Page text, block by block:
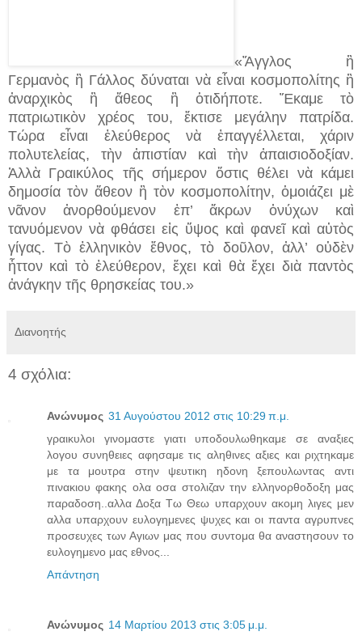
«Ἄγγλος ἢ
Γερμανὸς ἢ Γάλλος δύναται νὰ εἶναι κοσμοπολίτης ἢ
ἀναρχικὸς ἢ ἄθεος ἢ ὁτιδήποτε. Ἔκαμε τὸ
πατριωτικὸν χρέος του, ἔκτισε μεγάλην πατρίδα.
Τώρα εἶναι ἐλεύθερος νὰ ἐπαγγέλλεται, χάριν
πολυτελείας, τὴν ἀπιστίαν καὶ τὴν ἀπαισιοδοξίαν.
Ἀλλὰ Γραικύλος τῆς σήμερον ὅστις θέλει νὰ κάμει
δημοσία τὸν ἄθεον ἢ τὸν κοσμοπολίτην, ὁμοιάζει μὲ
νᾶνον ἀνορθούμενον ἐπ’ ἄκρων ὀνύχων καὶ
τανυόμενον νὰ φθάσει εἰς ὕψος καὶ φανεῖ καὶ αὐτὸς
γίγας. Τὸ ἑλληνικὸν ἔθνος, τὸ δοῦλον, ἀλλ’ οὐδὲν
ἧττον καὶ τὸ ἐλεύθερον, ἔχει καὶ θὰ ἔχει διὰ παντὸς
ἀνάγκην τῆς θρησκείας του.»
Διανοητής
4 σχόλια:
Ανώνυμος 31 Αυγούστου 2012 στις 10:29 π.μ.
γραικυλοι γινομαστε γιατι υποδουλωθηκαμε σε αναξιες
λογου συνηθειες αφησαμε τις αληθινες αξιες και ριχτηκαμε
με τα μουτρα στην ψευτικη ηδονη ξεπουλωντας αντι
πινακιου φακης ολα οσα στολιζαν την ελληνορθοδοξη μας
παραδοση..αλλα Δοξα Τω Θεω υπαρχουν ακομη λιγες μεν
αλλα υπαρχουν ευλογημενες ψυχες και οι παντα αγρυπνες
προσευχες των Αγιων μας που συντομα θα αναστησουν το
ευλογημενο μας εθνος...
Απάντηση
Ανώνυμος 14 Μαρτίου 2013 στις 3:05 μ.μ.